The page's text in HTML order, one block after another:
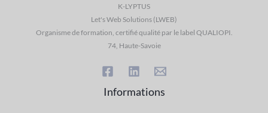
K-LYPTUS
Let's Web Solutions (LWEB)
Organisme de formation, certifié qualité par le label QUALIOPI.
74, Haute-Savoie
Informations